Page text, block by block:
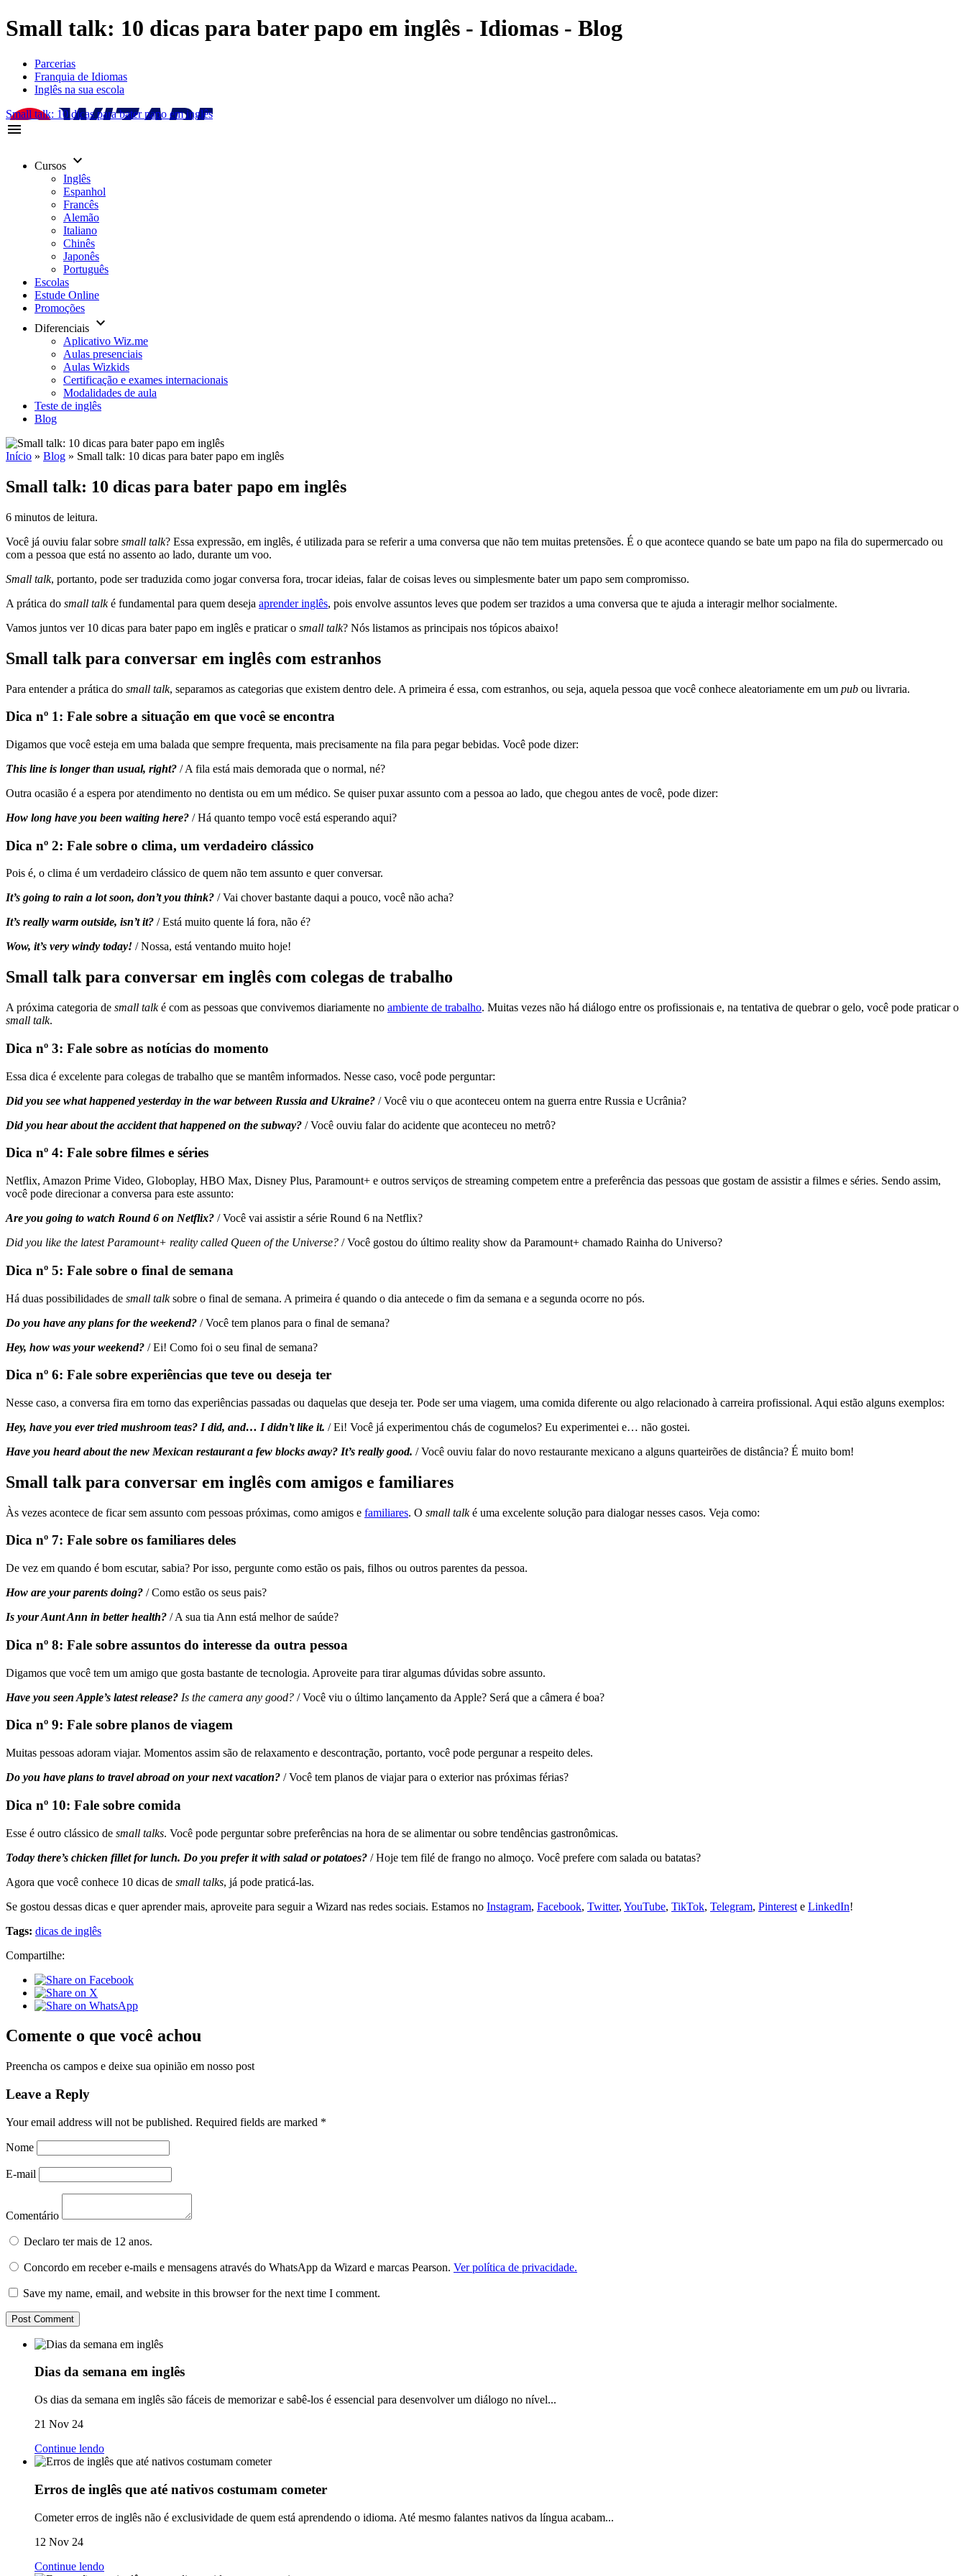
Small talk: 10 dicas para bater papo em inglês - Idiomas - Blog
Parcerias
Franquia de Idiomas
Inglês na sua escola
Small talk: 10 dicas para bater papo em inglês
menu
Cursos keyboard_arrow_down
Inglês
Espanhol
Francês
Alemão
Italiano
Chinês
Japonês
Português
Escolas
Estude Online
Promoções
Diferenciais keyboard_arrow_down
Aplicativo Wiz.me
Aulas presenciais
Aulas Wizkids
Certificação e exames internacionais
Modalidades de aula
Teste de inglês
Blog
Início » Blog » Small talk: 10 dicas para bater papo em inglês
Small talk: 10 dicas para bater papo em inglês
6 minutos de leitura.
Você já ouviu falar sobre small talk? Essa expressão, em inglês, é utilizada para se referir a uma conversa que não tem muitas pretensões. É o que acontece quando se bate um papo na fila do supermercado ou
com a pessoa que está no assento ao lado, durante um voo.
Small talk, portanto, pode ser traduzida como jogar conversa fora, trocar ideias, falar de coisas leves ou simplesmente bater um papo sem compromisso.
A prática do small talké fundamental para quem deseja aprender inglês, pois envolve assuntos leves que podem ser trazidos a uma conversa que te ajuda a interagir melhor socialmente.
Vamos juntos ver 10 dicas para bater papo em inglês e praticar o small talk? Nós listamos as principais nos tópicos abaixo!
Small talk para conversar em inglês com estranhos
Para entender a prática do small talk, separamos as categorias que existem dentro dele. A primeira é essa, com estranhos, ou seja, aquela pessoa que você conhece aleatoriamente em um pub ou livraria.
Dica nº 1: Fale sobre a situação em que você se encontra
Digamos que você esteja em uma balada que sempre frequenta, mais precisamente na fila para pegar bebidas. Você pode dizer:
This line is longer than usual, right? / A fila está mais demorada que o normal, né?
Outra ocasião é a espera por atendimento no dentista ou em um médico. Se quiser puxar assunto com a pessoa ao lado, que chegou antes de você, pode dizer:
How long have you been waiting here? / Há quanto tempo você está esperando aqui?
Dica nº 2: Fale sobre o clima, um verdadeiro clássico
Pois é, o clima é um verdadeiro clássico de quem não tem assunto e quer conversar.
It’s going to rain a lot soon, don’t you think? / Vai chover bastante daqui a pouco, você não acha?
It’s really warm outside, isn’t it? / Está muito quente lá fora, não é?
Wow, it’s very windy today! / Nossa, está ventando muito hoje!
Small talk para conversar em inglês com colegas de trabalho
A próxima categoria de small talké com as pessoas que convivemos diariamente no ambiente de trabalho. Muitas vezes não há diálogo entre os profissionais e, na tentativa de quebrar o gelo, você pode praticar o
small talk.
Dica nº 3: Fale sobre as notícias do momento
Essa dica é excelente para colegas de trabalho que se mantêm informados. Nesse caso, você pode perguntar:
Did you see what happened yesterday in the war between Russia and Ukraine? / Você viu o que aconteceu ontem na guerra entre Russia e Ucrânia?
Did you hear about the accident that happened on the subway? / Você ouviu falar do acidente que aconteceu no metrô?
Dica nº 4: Fale sobre filmes e séries
Netflix, Amazon Prime Video, Globoplay, HBO Max, Disney Plus, Paramount+ e outros serviços de streaming competem entre a preferência das pessoas que gostam de assistir a filmes e séries. Sendo assim,
você pode direcionar a conversa para este assunto:
Are you going to watch Round 6 on Netflix? / Você vai assistir a série Round 6 na Netflix?
Did you like the latest Paramount+ reality called Queen of the Universe? / Você gostou do último reality show da Paramount+ chamado Rainha do Universo?
Dica nº 5: Fale sobre o final de semana
Há duas possibilidades de small talksobre o final de semana. A primeira é quando o dia antecede o fim da semana e a segunda ocorre no pós.
Do you have any plans for the weekend? / Você tem planos para o final de semana?
Hey, how was your weekend? / Ei! Como foi o seu final de semana?
Dica nº 6: Fale sobre experiências que teve ou deseja ter
Nesse caso, a conversa fira em torno das experiências passadas ou daquelas que deseja ter. Pode ser uma viagem, uma comida diferente ou algo relacionado à carreira profissional. Aqui estão alguns exemplos:
Hey, have you ever tried mushroom teas? I did, and… I didn’t like it. / Ei! Você já experimentou chás de cogumelos? Eu experimentei e… não gostei.
Have you heard about the new Mexican restaurant a few blocks away? It’s really good. / Você ouviu falar do novo restaurante mexicano a alguns quarteirões de distância? É muito bom!
Small talk para conversar em inglês com amigos e familiares
Às vezes acontece de ficar sem assunto com pessoas próximas, como amigos e familiares. O small talké uma excelente solução para dialogar nesses casos. Veja como:
Dica nº 7: Fale sobre os familiares deles
De vez em quando é bom escutar, sabia? Por isso, pergunte como estão os pais, filhos ou outros parentes da pessoa.
How are your parents doing? / Como estão os seus pais?
Is your Aunt Ann in better health? / A sua tia Ann está melhor de saúde?
Dica nº 8: Fale sobre assuntos do interesse da outra pessoa
Digamos que você tem um amigo que gosta bastante de tecnologia. Aproveite para tirar algumas dúvidas sobre assunto.
Have you seen Apple’s latest release? Is the camera any good? / Você viu o último lançamento da Apple? Será que a câmera é boa?
Dica nº 9: Fale sobre planos de viagem
Muitas pessoas adoram viajar. Momentos assim são de relaxamento e descontração, portanto, você pode pergunar a respeito deles.
Do you have plans to travel abroad on your next vacation? / Você tem planos de viajar para o exterior nas próximas férias?
Dica nº 10: Fale sobre comida
Esse é outro clássico de small talks. Você pode perguntar sobre preferências na hora de se alimentar ou sobre tendências gastronômicas.
Today there’s chicken fillet for lunch. Do you prefer it with salad or potatoes? / Hoje tem filé de frango no almoço. Você prefere com salada ou batatas?
Agora que você conhece 10 dicas de small talks, já pode praticá-las.
Se gostou dessas dicas e quer aprender mais, aproveite para seguir a Wizard nas redes sociais. Estamos no Instagram, Facebook, Twitter, YouTube, TikTok, Telegram, Pinterest e LinkedIn!
Tags: dicas de inglês
Compartilhe:
Comente o que você achou
Preencha os campos e deixe sua opinião em nosso post
Leave a Reply
Your email address will not be published. Required fields are marked *
Nome
E-mail
Comentário
Declaro ter mais de 12 anos.
Concordo em receber e-mails e mensagens através do WhatsApp da Wizard e marcas Pearson. Ver política de privacidade.
Save my name, email, and website in this browser for the next time I comment.
Dias da semana em inglês
Os dias da semana em inglês são fáceis de memorizar e sabê-los é essencial para desenvolver um diálogo no nível...
21 Nov 24
Continue lendo
Erros de inglês que até nativos costumam cometer
Cometer erros de inglês não é exclusividade de quem está aprendendo o idioma. Até mesmo falantes nativos da língua acabam...
12 Nov 24
Continue lendo